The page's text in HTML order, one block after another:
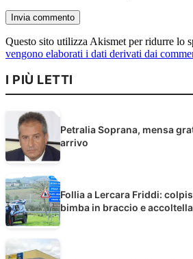
Questo sito utilizza Akismet per ridurre lo
vengono elaborati i dati derivati dai
I PIÙ LETTI
Petralia Soprana, mensa
arrivo
Follia a Lercara Friddi:
bimba in braccio e